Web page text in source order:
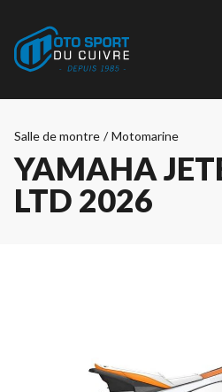
Salle de montre / Motomarine
YAMAHA
LTD 2026